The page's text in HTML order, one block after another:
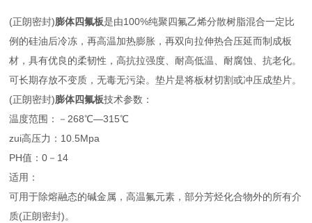
(正朗密封)膨体四氟板是由100%纯聚四氟乙烯分散树脂混合一定比
例的硅油后冷冻，再高温加热膨胀，再双向拉伸热合压延而制成板
材，具有优良的柔韧性，高抗拉强度、耐高低温、耐腐蚀、抗老化。
可长期存放不变质，无毒无污染。垫片是将板材切割或冲压成垫片。
(正朗密封)膨体四氟板技术参数：
温度范围：－268℃—315℃
zui高压力：10.5Mpa
PH值：0－14
适用：
可用于除熔融态的碱金属，高温氟元素，部分芳烃化合物外的所有介
质(正朗密封)。